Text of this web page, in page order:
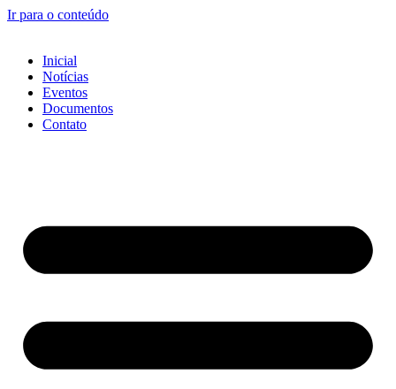
Ir para o conteúdo
Inicial
Notícias
Eventos
Documentos
Contato